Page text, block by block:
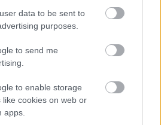
data to be sent to
purposes.
to send me
to enable storage
like cookies on web or
apps.
t för
längd
r och
skids
under
OS i
Milan
lag
till 10